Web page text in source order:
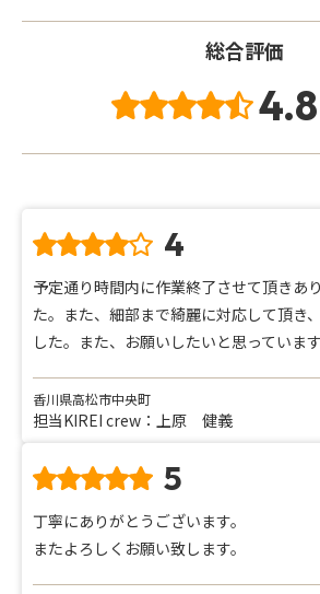
総合評価
4.8
4
予定通り時間内に作業終了させて頂きあ
た。また、細部まで綺麗に対応して頂き
した。また、お願いしたいと思っています
香川県高松市中央町
担当KIREI crew：上原 健義
5
丁寧にありがとうございます。
またよろしくお願い致します。